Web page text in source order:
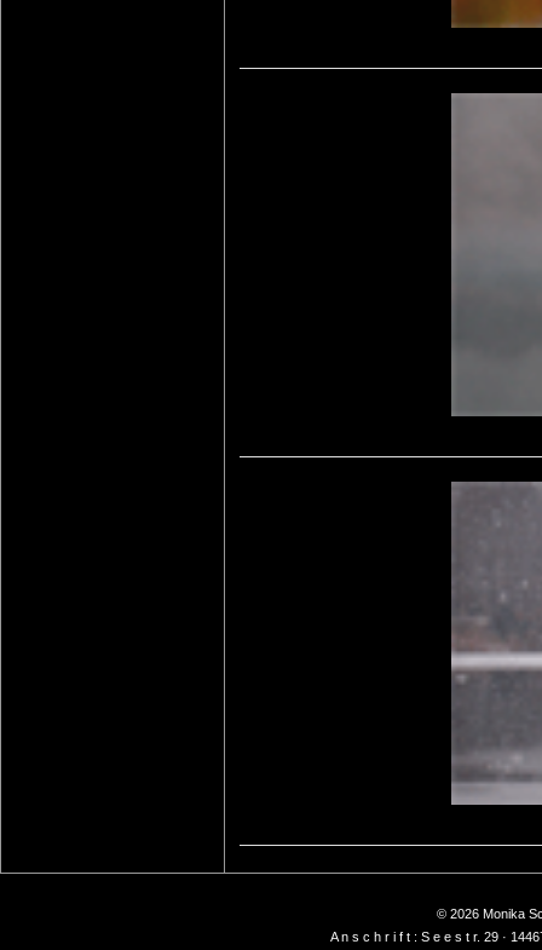
© 2026 Monika
A n s c h r i f t : S e e s t r. 29 ·